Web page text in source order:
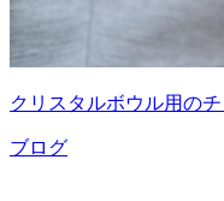
クリスタルボウル用の
ブログ